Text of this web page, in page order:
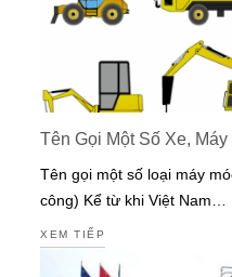
Tên Gọi Một Số Xe,
Tên gọi một số loại máy
công) Kể từ khi Việt Nam…
XEM TIẾP